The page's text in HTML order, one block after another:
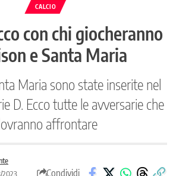
CALCIO
con chi giocheranno
e Santa Maria
Maria sono state inserite nel
D. Ecco tutte le avversarie che
affrontare
2023
Condividi